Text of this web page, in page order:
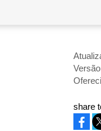
share